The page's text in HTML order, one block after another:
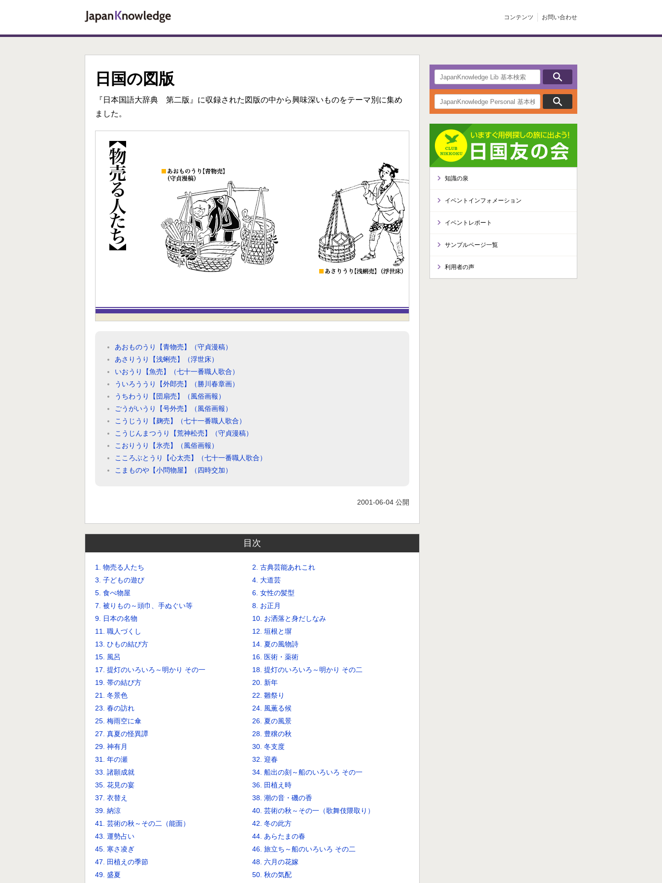
コンテンツ お問い合わせ
日国の図版
『日本国語大辞典 第二版』に収録された図版の中から興味深いものをテーマ別に集め
ました。
あおものうり【青物売】（守貞漫稿）
あさりうり【浅蜊売】（浮世床）
いおうり【魚売】（七十一番職人歌合）
ういろううり【外郎売】（勝川春章画）
うちわうり【団扇売】（風俗画報）
ごうがいうり【号外売】（風俗画報）
こうじうり【麹売】（七十一番職人歌合）
こうじんまつうり【荒神松売】（守貞漫稿）
こおりうり【氷売】（風俗画報）
こころぶとうり【心太売】（七十一番職人歌合）
こまものや【小問物屋】（四時交加）
2001-06-04 公開
目次
1. 物売る人たち
2. 古典芸能あれこれ
3. 子どもの遊び
4. 大道芸
5. 食べ物屋
6. 女性の髪型
7. 被りもの～頭巾、手ぬぐい等
8. お正月
9. 日本の名物
10. お洒落と身だしなみ
11. 職人づくし
12. 垣根と塀
13. ひもの結び方
14. 夏の風物詩
15. 風呂
16. 医術・薬術
17. 提灯のいろいろ～明かり その一
18. 提灯のいろいろ～明かり その二
19. 帯の結び方
20. 新年
21. 冬景色
22. 雛祭り
23. 春の訪れ
24. 風薫る候
25. 梅雨空に傘
26. 夏の風景
27. 真夏の怪異譚
28. 豊穣の秋
29. 神有月
30. 冬支度
31. 年の瀬
32. 迎春
33. 諸願成就
34. 船出の刻～船のいろいろ その一
35. 花見の宴
36. 田植え時
37. 衣替え
38. 潮の音・磯の香
39. 納涼
40. 芸術の秋～その一（歌舞伎隈取り）
41. 芸術の秋～その二（能面）
42. 冬の此方
43. 運勢占い
44. あらたまの春
45. 寒さ凌ぎ
46. 旅立ち～船のいろいろ その二
47. 田植えの季節
48. 六月の花嫁
49. 盛夏
50. 秋の気配
知識の泉
イベントインフォメーション
イベントレポート
サンプルページ一覧
利用者の声